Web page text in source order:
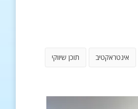
אינטראקטיב תוכן שיווקי